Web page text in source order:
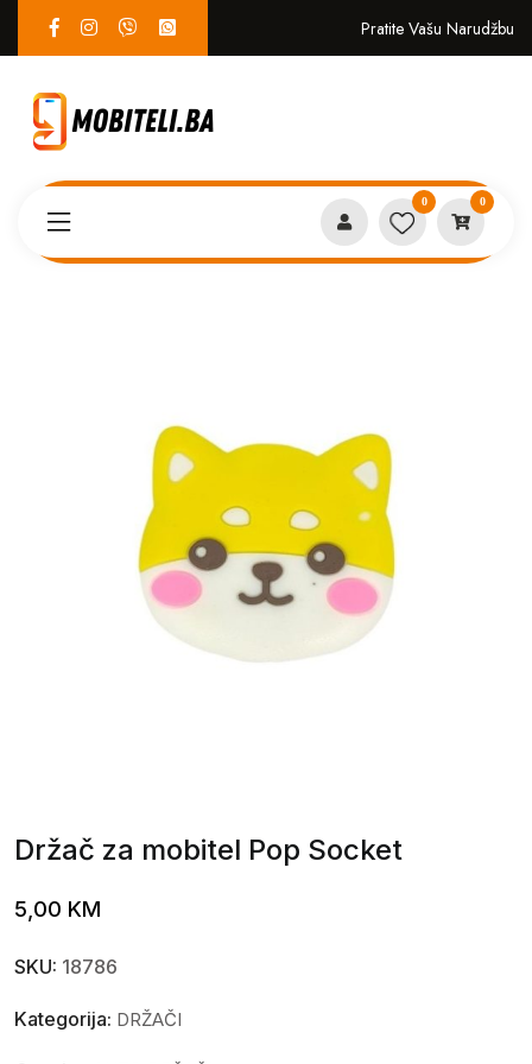
Pratite Vašu Narudžbu
0 0
Držač za mobitel Pop Socket
Držač za mobitel Pop Socket
5,00 KM
SKU: 18786
Kategorija: DRŽAČI